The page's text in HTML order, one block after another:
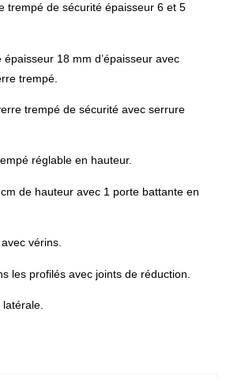
trempé de sécurité épaisseur 6 et 5
18 mm d’épaisseur avec
trempé.
trempé de sécurité avec serrure
réglable en hauteur.
de hauteur avec 1 porte battante en
vérins.
les profilés avec joints de réduction.